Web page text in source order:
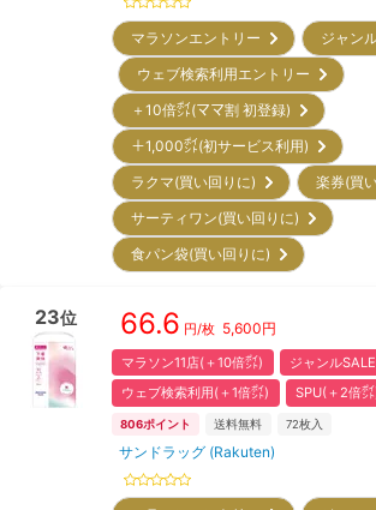
マラソンエントリー
ジャン
ウェブ検索利用エントリー
＋10倍㌽(ママ割 初登録)
＋1,000㌽(初サービス利用)
ラクマ(買い回りに)
楽券(買
サーティワン(買い回りに)
食パン袋(買い回りに)
23位 66.6 円/枚 5,600円
マラソン11店(＋10倍㌽)
ジャンル
ウェブ検索利用(＋1倍㌽)
SPU(＋2倍
806ポイント 送料無料 72枚入
サンドラッグ (Rakuten)